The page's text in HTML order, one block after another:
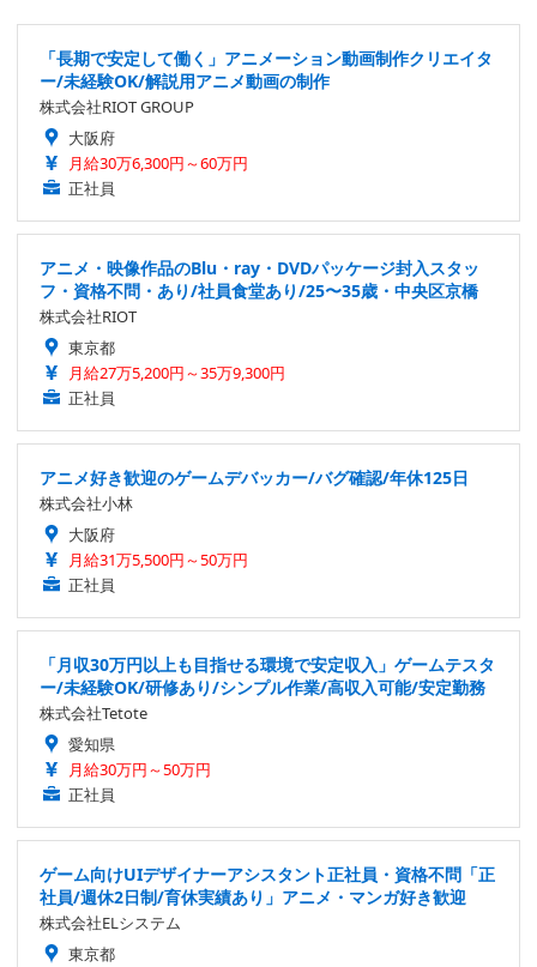
「長期で安定して働く」アニメーション動画制作クリエイタ
ー/未経験OK/解説用アニメ動画の制作
株式会社RIOT GROUP
大阪府
月給30万6,300円～60万円
正社員
アニメ・映像作品のBlu・ray・DVDパッケージ封入スタッ
フ・資格不問・あり/社員食堂あり/25〜35歳・中央区京橋
株式会社RIOT
東京都
月給27万5,200円～35万9,300円
正社員
アニメ好き歓迎のゲームデバッカー/バグ確認/年休125日
株式会社小林
大阪府
月給31万5,500円～50万円
正社員
「月収30万円以上も目指せる環境で安定収入」ゲームテスタ
ー/未経験OK/研修あり/シンプル作業/高収入可能/安定勤務
株式会社Tetote
愛知県
月給30万円～50万円
正社員
ゲーム向けUIデザイナーアシスタント正社員・資格不問「正
社員/週休2日制/育休実績あり」アニメ・マンガ好き歓迎
株式会社ELシステム
東京都